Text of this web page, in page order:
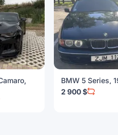
BMW 5 Series,
2 900 $